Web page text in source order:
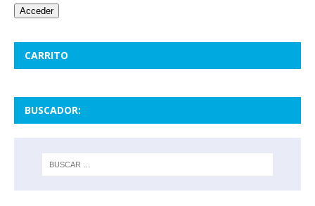
Acceder
CARRITO
BUSCADOR: